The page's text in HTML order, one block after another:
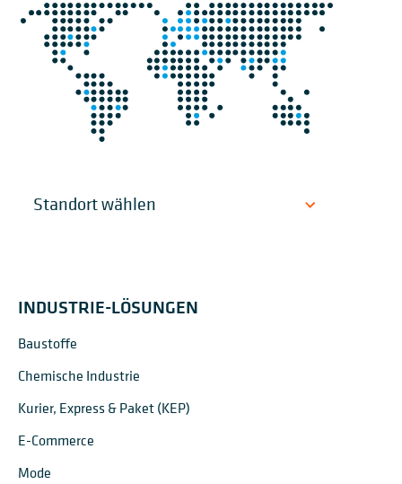
INDUSTRIE-LÖSUNGEN
Baustoffe
Chemische Industrie
Kurier, Express & Paket (KEP)
E-Commerce
Mode